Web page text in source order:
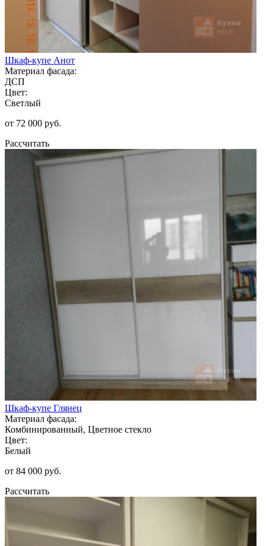
Шкаф-купе Анот
Материал фасада:
ДСП
Цвет:
Светлый
от 72 000 руб.
Рассчитать
Шкаф-купе Глянец
Материал фасада:
Комбинированный, Цветное стекло
Цвет:
Белый
от 84 000 руб.
Рассчитать